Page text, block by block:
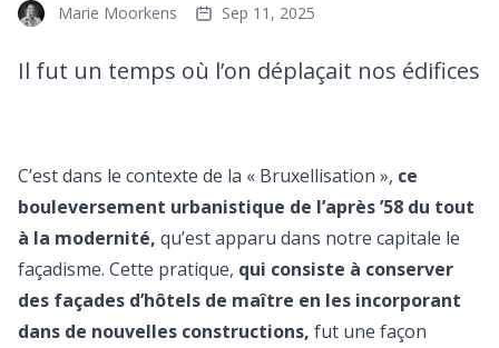
Marie Moorkens Sep 11, 2025
Il fut un temps où l’on déplaçait nos édifices
C’est dans le contexte de la « Bruxellisation », ce
bouleversement urbanistique de l’après ’58 du tout
à la modernité, qu’est apparu dans notre capitale le
façadisme. Cette pratique, qui consiste à conserver
des façades d’hôtels de maître en les incorporant
dans de nouvelles constructions, fut une façon